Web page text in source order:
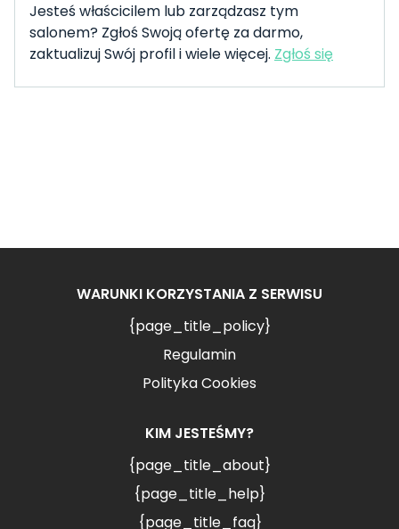
Jesteś właścicilem lub zarządzasz tym
salonem? Zgłoś Swoją ofertę za darmo,
zaktualizuj Swój profil i wiele więcej. Zgłoś się
WARUNKI KORZYSTANIA Z SERWISU
{page_title_policy}
Regulamin
Polityka Cookies
KIM JESTEŚMY?
{page_title_about}
{page_title_help}
{page_title_faq}